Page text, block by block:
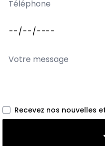
Recevez nos nouvelles